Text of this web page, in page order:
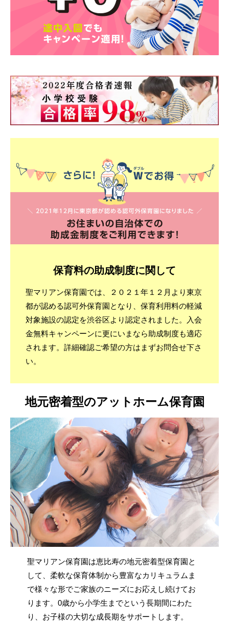
保育料の助成制度に関して
聖マリアン保育園では、２０２１年１２月より東京
都が認める認可外保育園となり、保育利用料の軽減
対象施設の認定を渋谷区より認定されました。入会
金無料キャンペーンに更にいまなら助成制度も適応
されます。詳細確認ご希望の方はまずお問合せ下さ
い。
地元密着型のアットホーム保育園
聖マリアン保育園は恵比寿の地元密着型保育園と
して、柔軟な保育体制から豊富なカリキュラムま
で様々な形でご家族のニーズにお応えし続けてお
ります。0歳から小学生までという長期間にわた
り、お子様の大切な成長期をサポートします。